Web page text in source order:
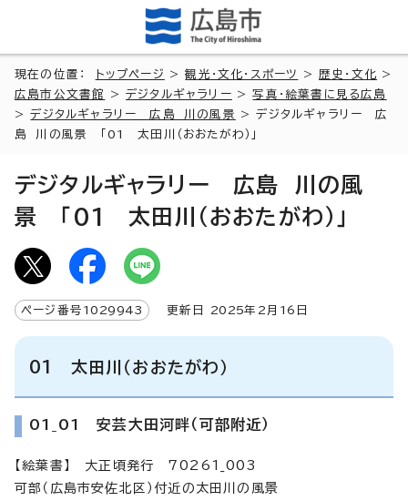
現在の位置： トップページ >観光・文化・スポーツ > 歴史・文化 >
広島市公文書館
>デジタルギャラリー >写真・絵葉書に見る広島
>デジタルギャラリー 広島 川の風景
> デジタルギャラリー 広
島 川の風景 「01 太田川（おおたがわ）」
デジタルギャラリー 広島 川の風
景 「01 太田川（おおたがわ）」
ページ番号 1029943 更新日 2025年2月 16 日
01 太田川（おおたがわ）
01_01 安芸大田河畔（可部附近）
【絵葉書】 大正頃発行 70261_003
可部（広島市安佐北区）付近の太田川の風景